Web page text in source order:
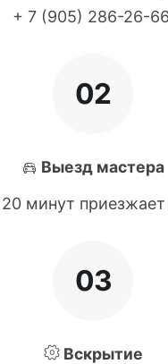
+ 7 (905) 286-26-66
02
Выезд мастера
20 минут
03
Вскрытие